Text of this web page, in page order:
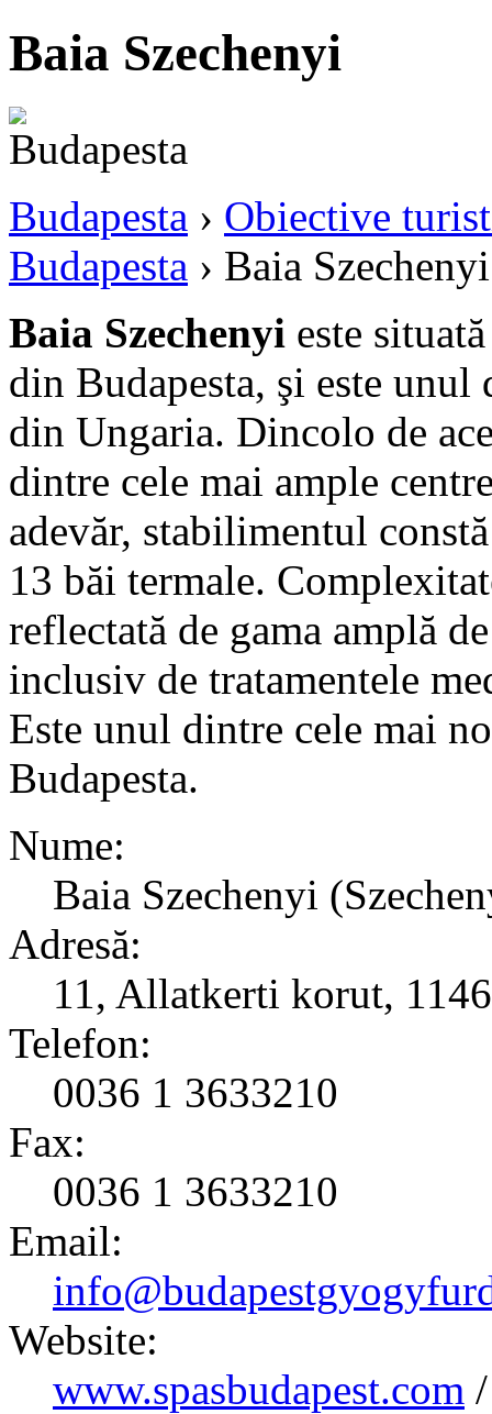
Baia Szechenyi
Budapesta › Obiective
Budapesta › Baia Szechenyi
Baia Szechenyi este
din Budapesta, şi este
din Ungaria. Dincolo de
dintre cele mai ample
adevăr, stabilimentul
13 băi termale.
reflectată de gama amplă
inclusiv de tratamentele
Este unul dintre cele mai
Budapesta.
Nume:
Baia Szechenyi
Adresă:
11, Allatkerti korut,
Telefon:
0036 1 3633210
Fax:
0036 1 3633210
Email:
Website:
www.spasbudapest.com